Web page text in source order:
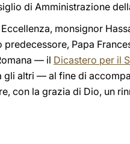
di Amministrazione
monsignor
Papa
— il Dicastero per il
gli altri — al fine di
con la grazia di Dio, un